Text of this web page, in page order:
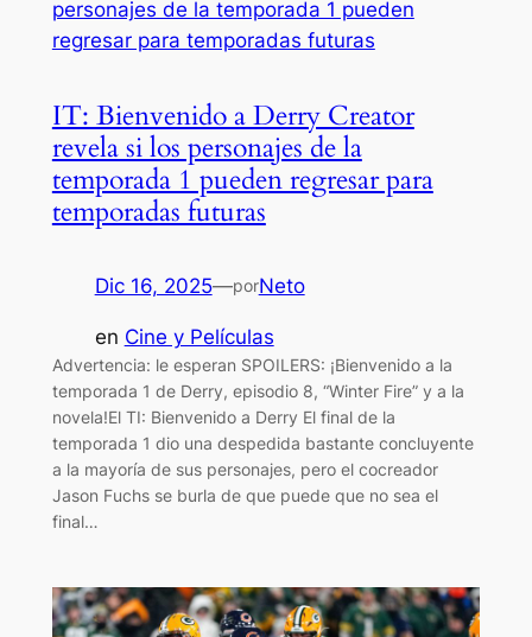
IT: Bienvenido a Derry Creator
revela si los personajes de la
temporada 1 pueden regresar para
temporadas futuras
Dic 16, 2025—porNeto
en Cine y Películas
Advertencia: le esperan SPOILERS: ¡Bienvenido a la
temporada 1 de Derry, episodio 8, “Winter Fire” y a la
novela!El TI: Bienvenido a Derry El final de la
temporada 1 dio una despedida bastante concluyente
a la mayoría de sus personajes, pero el cocreador
Jason Fuchs se burla de que puede que no sea el
final…